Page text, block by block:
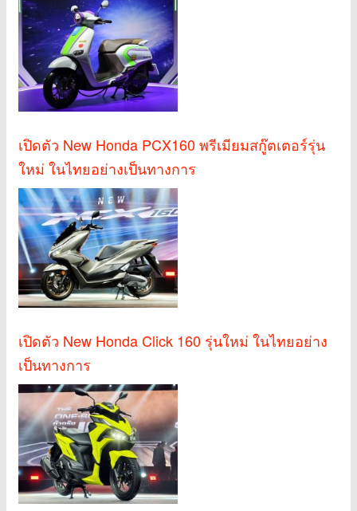
เปิดตัว New Honda PCX160 พรีเมียมสกู๊ตเตอร์รุ่น
ใหม่ ในไทยอย่างเป็นทางการ
เปิดตัว New Honda Click 160 รุ่นใหม่ ในไทยอย่าง
เป็นทางการ